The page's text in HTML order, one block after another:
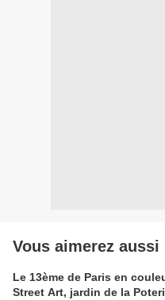
Vous aimerez aussi
Le 13ème de Paris en
Street Art, jardin de la